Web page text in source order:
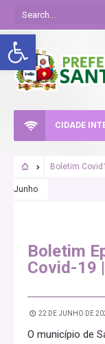
Abrir a barra de
CIDADE
Boletim
Junho
Boletim
Covid-19
22 DE JUNHO DE
O município de